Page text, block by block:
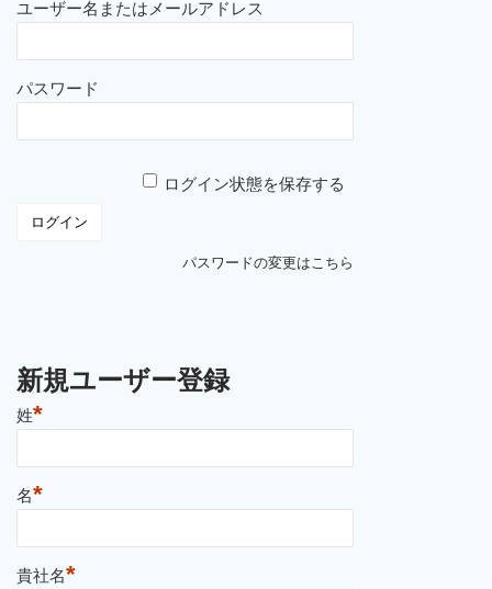
ユーザー名またはメールアドレス
パスワード
ログイン状態を保存する
パスワードの変更はこちら
新規ユーザー登録
姓*
名*
貴社名*